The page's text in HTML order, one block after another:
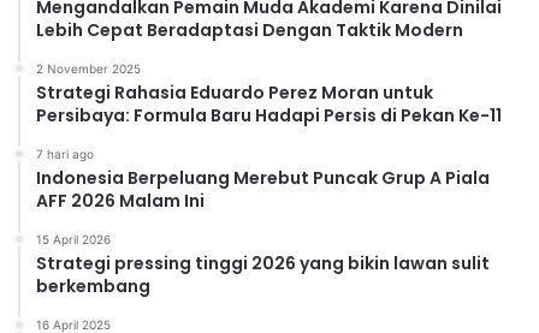
Mengandalkan Pemain Muda Akademi Karena Dinilai
Lebih Cepat Beradaptasi Dengan Taktik Modern
2 November 2025
Strategi Rahasia Eduardo Perez Moran untuk
Persibaya: Formula Baru Hadapi Persis di Pekan Ke-11
7 hari ago
Indonesia Berpeluang Merebut Puncak Grup A Piala
AFF 2026 Malam Ini
15 April 2026
Strategi pressing tinggi 2026 yang bikin lawan sulit
berkembang
16 April 2025